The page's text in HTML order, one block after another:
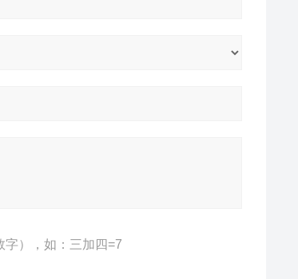
字），如：三加四=7